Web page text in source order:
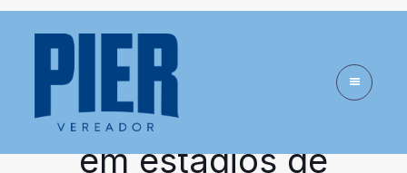
Projeto de lei
regulamenta a venda
de bebida alcóolica
em estádios de